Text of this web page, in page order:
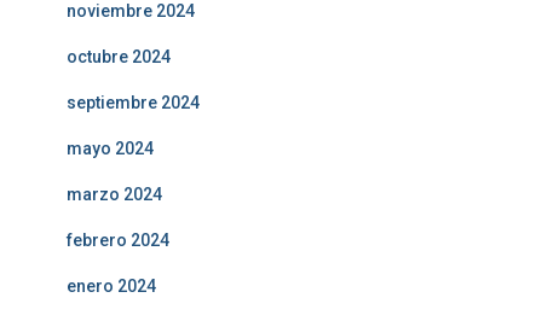
noviembre 2024
octubre 2024
septiembre 2024
mayo 2024
marzo 2024
febrero 2024
enero 2024